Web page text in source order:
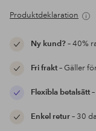
Produktdeklaration
Ny kund?– 40%
Fri frakt– Gäller
Flexibla betalsätt–
Enkel retur– 30